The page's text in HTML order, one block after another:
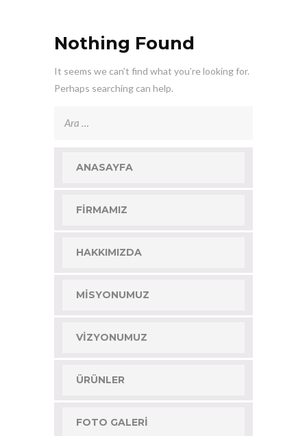
Nothing Found
It seems we can’t find what you’re looking for.
Perhaps searching can help.
ANASAYFA
FIRMAMIZ
HAKKIMIZDA
MISYONUMUZ
VIZYONUMUZ
ÜRÜNLER
FOTO GALERI